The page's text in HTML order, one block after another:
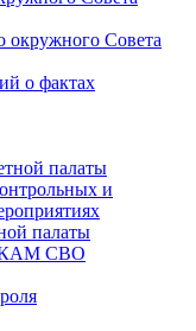
окружного Совета
о фактах
палаты
и
палаты
СВО